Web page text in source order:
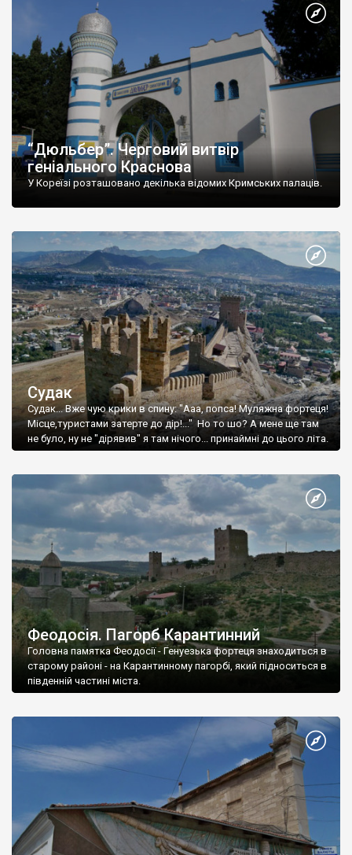
“Дюльбер”. Черговий витвір
геніального Краснова
У Кореїзі розташовано декілька відомих Кримських палаців.
Судак
Судак... Вже чую крики в спину: "Ааа, попса! Муляжна фортеця!
Місце,туристами затерте до дір!..." Но то шо? А мене ще там
не було, ну не "дірявив" я там нічого... принаймні до цього літа.
Феодосія. Пагорб Карантинний
Головна памятка Феодосії - Генуезька фортеця знаходиться в
старому районі - на Карантинному пагорбі, який підноситься в
південній частині міста.